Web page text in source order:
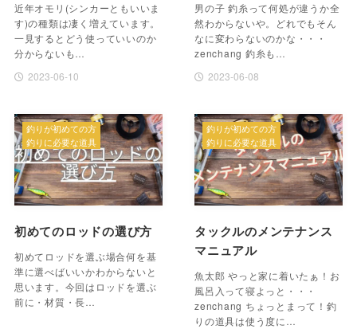
近年オモリ(シンカーともいいま
す)の種類は凄く増えています。
一見するとどう使っていいのか
分からないも…
2023-06-10
男の子 釣糸って何処が違うか全
然わからないや。どれでもそん
なに変わらないのかな・・・
zenchang 釣糸も…
2023-06-08
初めてのロッドの選び方
初めてロッドを選ぶ場合何を基
準に選べばいいかわからないと
思います。今回はロッドを選ぶ
前に・材質・長…
釣りが初めての方
釣りに必要な道具
タックルのメンテナンス
マニュアル
魚太郎 やっと家に着いたぁ！お
風呂入って寝よっと・・・
zenchang ちょっとまって！釣
りの道具は使う度に…
釣りが初めての方
釣りに必要な道具